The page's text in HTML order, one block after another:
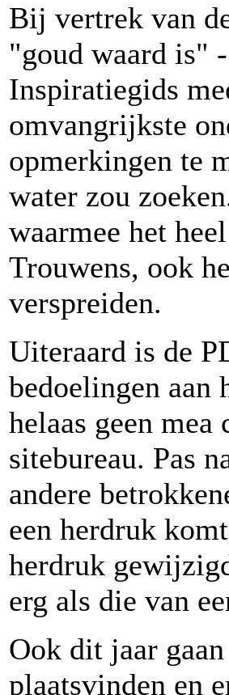
Bij vertrek van
"goud waard is"
Inspiratiegids
omvangrijkste
opmerkingen te
water zou
waarmee het
Trouwens, ook
verspreiden.
Uiteraard is de
bedoelingen aan
helaas geen
sitebureau. Pas
andere
een herdruk
herdruk
erg als die van
Ook dit jaar
plaatsvinden en